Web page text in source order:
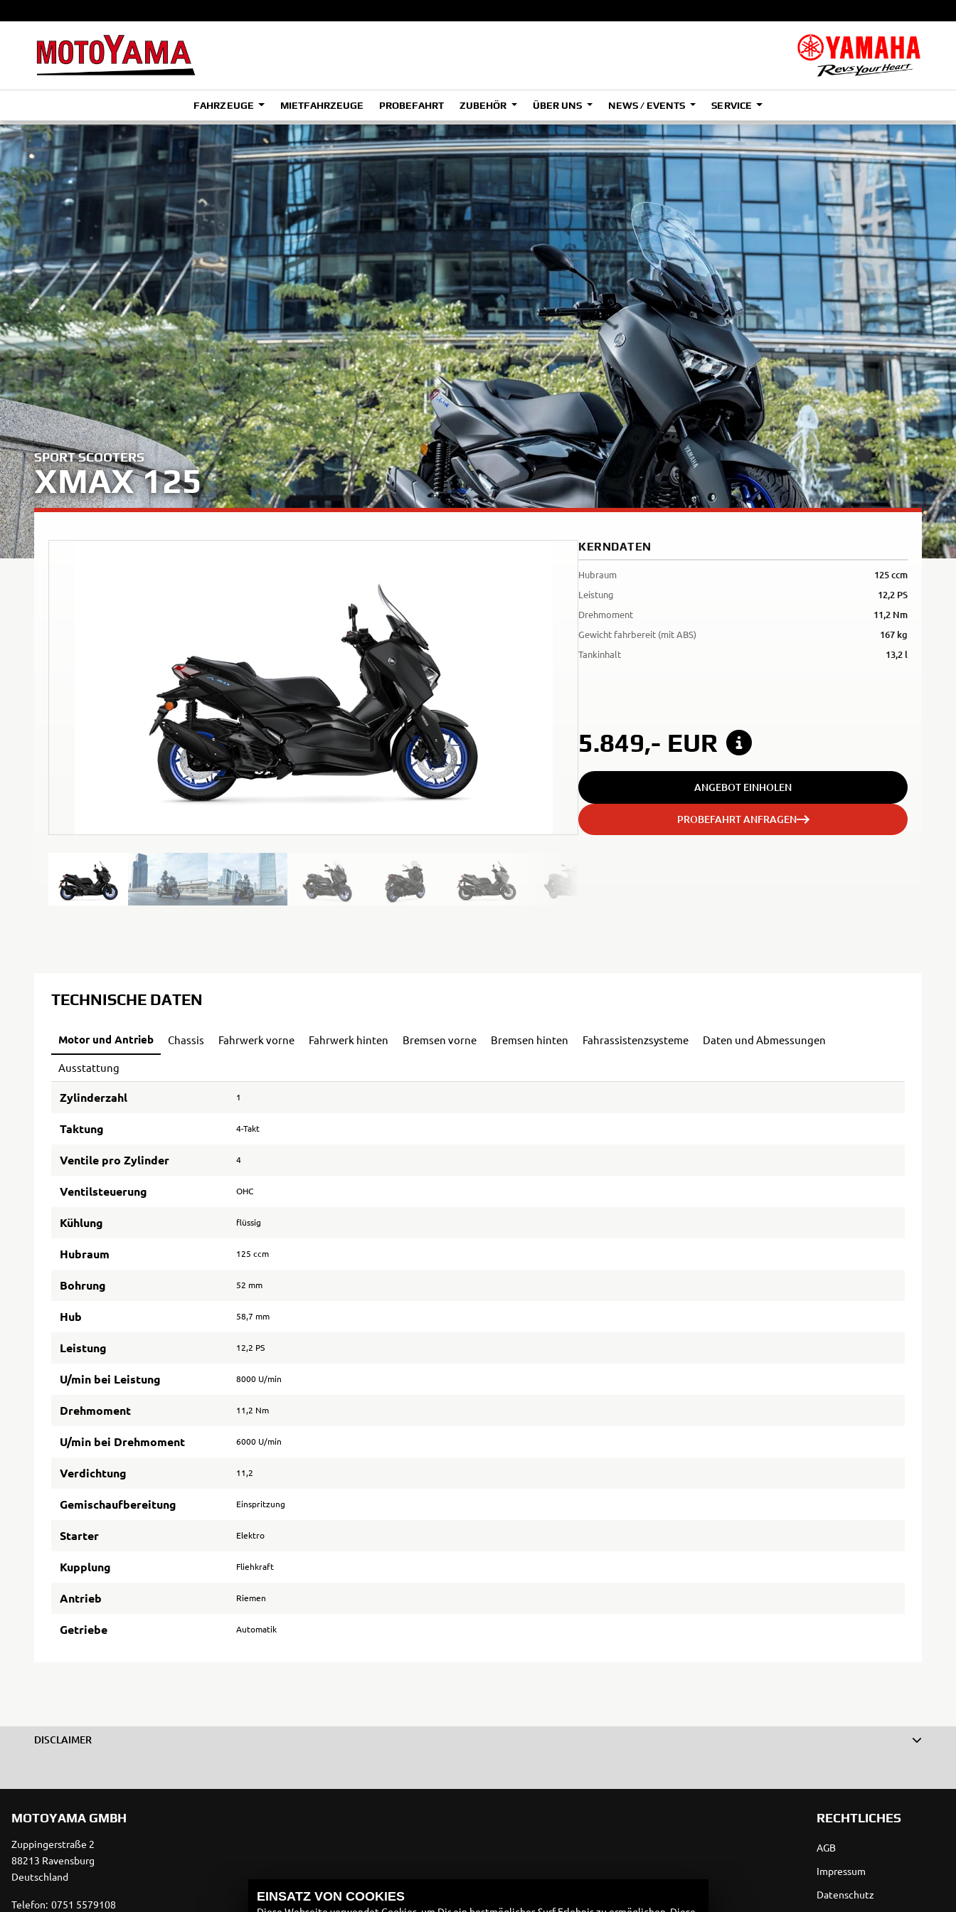
FAHRZEUGE
ADVENTURE
HYPER NAKED
SPORT HERITAGE
SPORT TOURING
SUPERSPORT
A
Tenere
700
A
Tenere
700
(Low)
A2
Tenere
700
(Low)
35kW
A2
Tenere
700
35kW
A
Tenere
700
Rally
A2
Tenere
700
Rally
35kW
A
Tenere
700
World
Raid
A1
WR125R
MIETFAHRZEUGE PROBEFAHRT ZUBEHÖR ÜBER UNS NEWS / EVENTS SERVICE
SPORT SCOOTERS
XMAX 125
KERNDATEN
Hubraum 125 ccm
Leistung 12,2 PS
Drehmoment 11,2 Nm
Gewicht fahrbereit (mit ABS) 167 kg
Tankinhalt 13,2 l
5.849,- EUR
ANGEBOT EINHOLEN
PROBEFAHRT ANFRAGEN
TECHNISCHE DATEN
Motor und Antrieb Chassis Fahrwerk vorne Fahrwerk hinten Bremsen vorne Bremsen hinten Fahrassistenzsysteme Daten und Abmessungen
Ausstattung
Zylinderzahl 1
Taktung 4-Takt
Ventile pro Zylinder 4
Ventilsteuerung OHC
Kühlung flüssig
Hubraum 125 ccm
Bohrung 52 mm
Hub 58,7 mm
Leistung 12,2 PS
U/min bei Leistung 8000 U/min
Drehmoment 11,2 Nm
U/min bei Drehmoment 6000 U/min
Verdichtung 11,2
Gemischaufbereitung Einspritzung
Starter Elektro
Kupplung Fliehkraft
Antrieb Riemen
Getriebe Automatik
DISCLAIMER
MOTOYAMA GMBH
Zuppingerstraße 2
88213 Ravensburg
Deutschland
Telefon: 0751 5579108
RECHTLICHES
AGB
Impressum
Datenschutz
EINSATZ VON COOKIES